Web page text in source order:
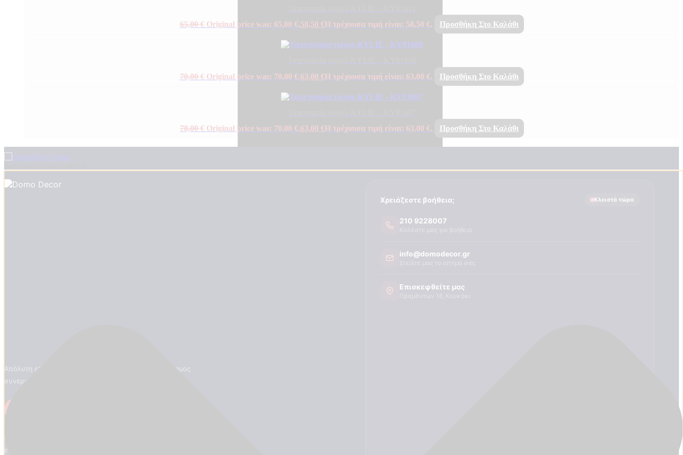
65,00€ Original price was: 65,00 €.58,50 €Η τρέχουσα τιμή είναι: 58,50 €. Προσθήκη Στο Καλάθι
70,00€ Original price was: 70,00 €.63,00 €Η τρέχουσα τιμή είναι: 63,00 €. Προσθήκη Στο Καλάθι
70,00€ Original price was: 70,00 €.63,00 €Η τρέχουσα τιμή είναι: 63,00 €. Προσθήκη Στο Καλάθι
Απόλυτη εξειδίκευση στις ταπετσαρίες τοίχου. Επίσημος
συνεργάτης marburg από το 1972.
Οι τιμές και οι προσφορές του ηλεκτρονικού καταστήματος
ενδέχεται να διαφέρουν από εκείνες του φυσικού καταστήματος.
Χρειάζεστε βοήθεια; Κλειστά τώρα
210 9228007
info@domodecor.gr
Επισκεφθείτε μας